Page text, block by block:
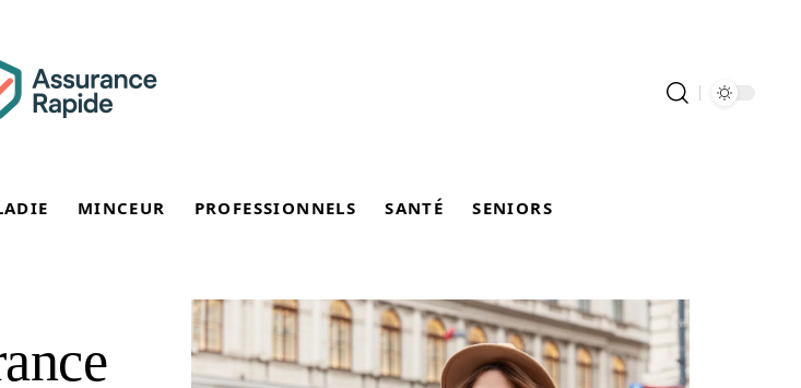
MINCEUR PROFESSIONNELS SANTÉ SENIORS